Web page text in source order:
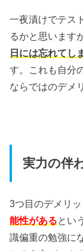
一夜漬けでテス
るかと思います
日には忘れてし
す。これも自分
ならではのデメ
実力の伴
3つ目のデメリ
能性がある とい
識偏重の勉強に